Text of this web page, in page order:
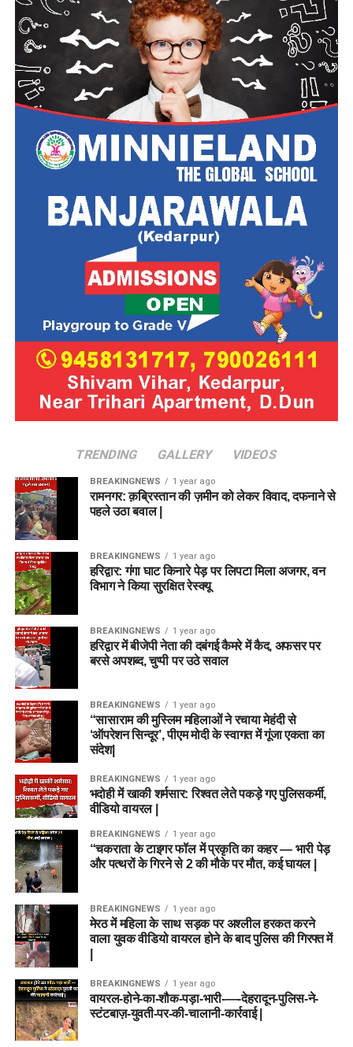
TRENDING GALLERY VIDEOS
BREAKINGNEWS 1 year ago
रामनगर: क़ब्रिस्तान की ज़मीन को लेकर विवाद, दफनाने से
पहले उठा बवाल |
BREAKINGNEWS 1 year ago
हरिद्वार: गंगा घाट किनारे पेड़ पर लिपटा मिला अजगर, वन
विभाग ने किया सुरक्षित रेस्क्यू
BREAKINGNEWS 1 year ago
हरिद्वार में बीजेपी नेता की दबंगई कैमरे में कैद, अफसर पर
बरसे अपशब्द, चुप्पी पर उठे सवाल
BREAKINGNEWS 1 year ago
“सासाराम की मुस्लिम महिलाओं ने रचाया मेहंदी से
‘ऑपरेशन सिन्दूर’, पीएम मोदी के स्वागत में गूंजा एकता का
संदेश|
BREAKINGNEWS 1 year ago
भदोही में खाकी शर्मसार: रिश्वत लेते पकड़े गए पुलिसकर्मी,
वीडियो वायरल |
BREAKINGNEWS 1 year ago
“चकराता के टाइगर फॉल में प्रकृति का कहर — भारी पेड़
और पत्थरों के गिरने से 2 की मौके पर मौत, कई घायल |
BREAKINGNEWS 1 year ago
मेरठ में महिला के साथ सड़क पर अश्लील हरकत करने
वाला युवक वीडियो वायरल होने के बाद पुलिस की गिरफ्त में
BREAKINGNEWS 1 year ago
वायरल-होने-का-शौक-पड़ा-भारी-—-देहरादून-पुलिस-ने-
स्टंटबाज़-युवती-पर-की-चालानी-कार्रवाई |